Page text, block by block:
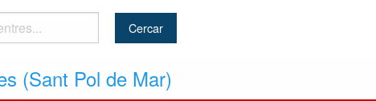
(Sant Pol de Mar)